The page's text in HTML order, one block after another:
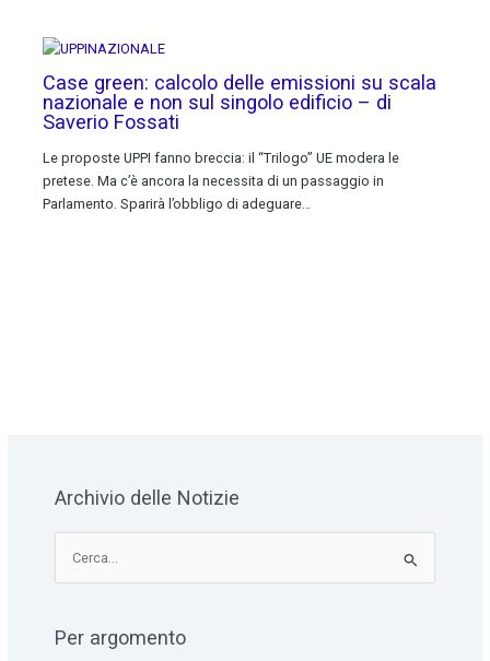
Archivio delle Notizie
c
Per argomento
Case green: calcolo delle emissioni su scala
nazionale e non sul singolo edificio – di
Saverio Fossati
Le proposte UPPI fanno breccia: il “Trilogo” UE modera le
pretese. Ma c’è ancora la necessita di un passaggio in
Parlamento. Sparirà l’obbligo di adeguare…